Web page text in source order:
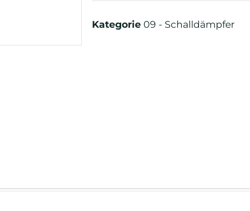
Kategorie 09 - Schalldämpfer